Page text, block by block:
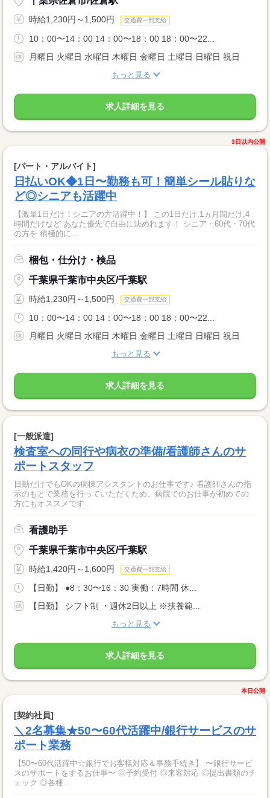
時給1,230円～1,500円 交通費一部支給
10：00〜14：00 14：00〜18：00 18：00〜22...
月曜日 火曜日 水曜日 木曜日 金曜日 土曜日 日曜日 祝日
もっと見る
求人詳細を見る
3日以内公開
[パート・アルバイト]
日払いOK◆1日〜勤務も可！簡単シール貼りな
ど◎シニアも活躍中
【激単1日だけ！シニアの方活躍中！】 この1日だけ,1ヵ月間だけ,4
時間だけなど あなた優先で自由に決めれます！ シニア・60代・70代
の方を 積極的に...
梱包・仕分け・検品
千葉県千葉市中央区/千葉駅
時給1,230円～1,500円 交通費一部支給
10：00〜14：00 14：00〜18：00 18：00〜22...
月曜日 火曜日 水曜日 木曜日 金曜日 土曜日 日曜日 祝日
もっと見る
求人詳細を見る
[一般派遣]
検査室への同行や病衣の準備/看護師さんのサ
ポートスタッフ
日勤だけでもOKの病棟アシスタントのお仕事です♪ 看護師さんの指
示のもとで業務を行っていただくため、病院でのお仕事が初めての
方にもオススメです...
看護助手
千葉県千葉市中央区/千葉駅
時給1,420円～1,600円 交通費一部支給
【日勤】 ●8：30〜16：30 実働：7時間 休...
【日勤】 シフト制 ・週休2日以上 ※扶養範...
もっと見る
求人詳細を見る
本日公開
[契約社員]
＼2名募集★50〜60代活躍中/銀行サービスのサ
ポート業務
【50〜60代活躍中☆銀行でお客様対応＆事務手続き】 〜銀行サービ
スのサポートをするお仕事〜 ◎予約受付 ◎来客対応 ◎提出書類のチ
ェック ◎各種...